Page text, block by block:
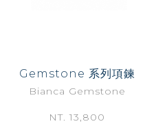
Gemstone 系列項鍊
Bianca Gemstone
NT. 13,800